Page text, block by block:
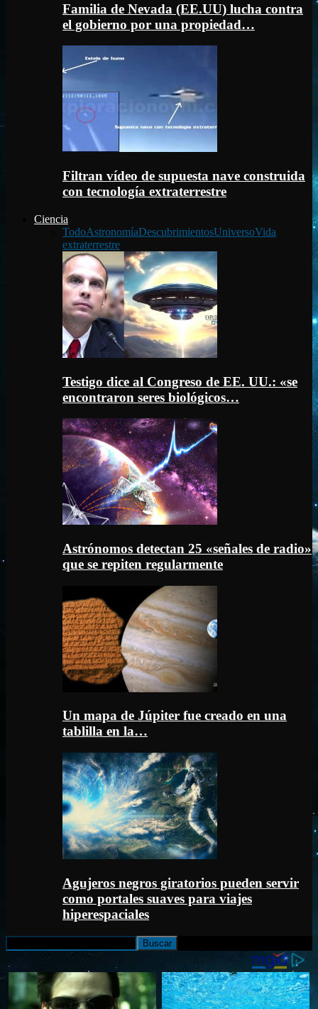
Familia de Nevada (EE.UU) lucha contra
el gobierno por una propiedad…
Filtran vídeo de supuesta nave construida
con tecnología extraterrestre
Ciencia
TodoAstronomíaDescubrimientosUniversoVida
extraterrestre
Testigo dice al Congreso de EE. UU.: «se
encontraron seres biológicos…
Astrónomos detectan 25 «señales de radio»
que se repiten regularmente
Un mapa de Júpiter fue creado en una
tablilla en la…
Agujeros negros giratorios pueden servir
como portales suaves para viajes
hiperespaciales